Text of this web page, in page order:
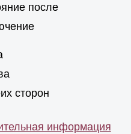
после
сторон
информация